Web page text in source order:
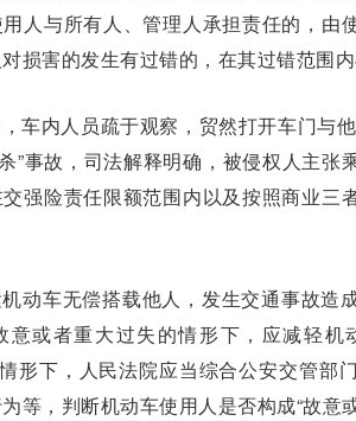
人与所有人、管理人承担责任的，由
损害的发生有过错的，在其过错范围
车内人员疏于观察，贸然打开车门与
”事故，司法解释明确，被侵权人主
强险责任限额范围内以及按照商业三
动车无偿搭载他人，发生交通事故造
意或者重大过失的情形下，应减轻
形下，人民法院应当综合公安交管部
等，判断机动车使用人是否构成“故意或